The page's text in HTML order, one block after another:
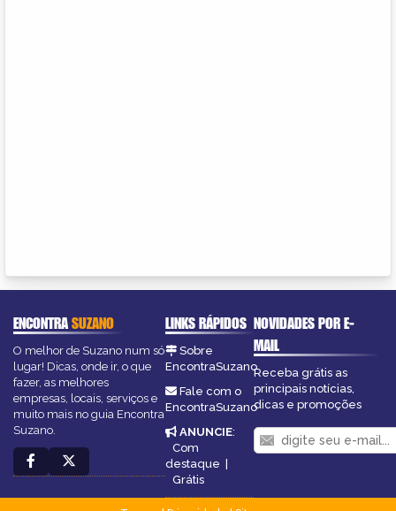
ENCONTRASUZANO
O melhor de Suzano num só
lugar! Dicas, onde ir, o que
fazer, as melhores
empresas, locais, serviços e
muito mais no guia Encontra
Suzano.
LINKS RÁPIDOS
Sobre
EncontraSuzano
Fale com o
EncontraSuzano
ANUNCIE:
Com
destaque
Grátis
NOVIDADES POR E-
MAIL
Receba grátis as
principais notícias,
dicas e promoções